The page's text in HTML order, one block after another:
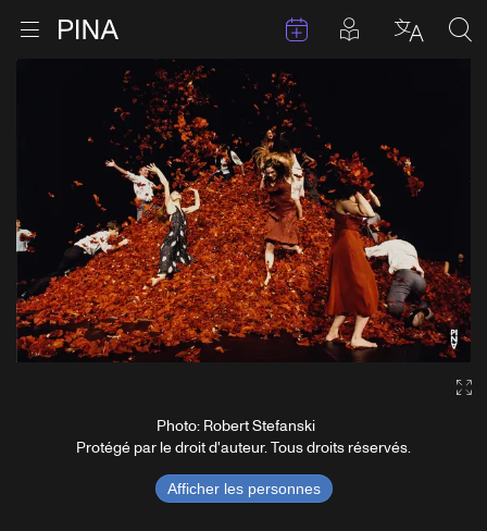
Aller au contenu
Ouvrir le menu Retour à la page d'accueil Évenements
Articles en
Photo: Robert Stefanski
Protégé par le droit d'auteur. Tous droits réservés.
Afficher les personnes